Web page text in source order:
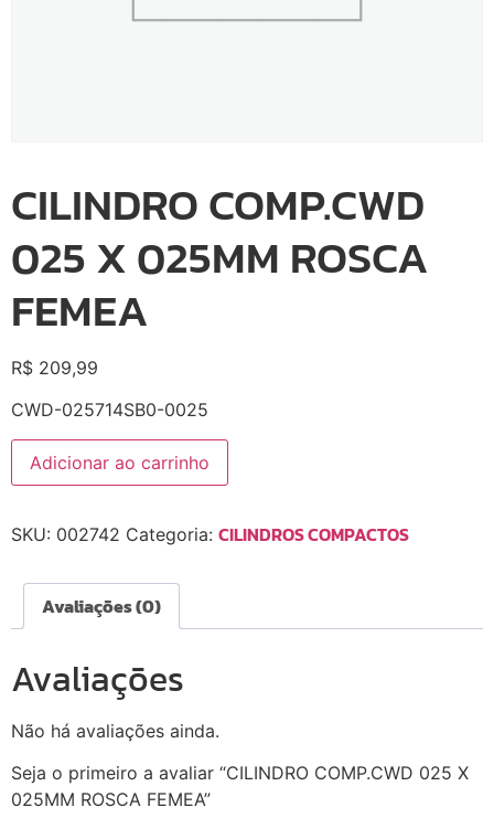
CILINDRO COMP.CWD
025 X 025MM ROSCA
FEMEA
R$ 209,99
CWD-025714SB0-0025
Adicionar ao carrinho
SKU: 002742 Categoria: CILINDROS COMPACTOS
Avaliações (0)
Avaliações
Não há avaliações ainda.
Seja o primeiro a avaliar “CILINDRO COMP.CWD 025 X
025MM ROSCA FEMEA”